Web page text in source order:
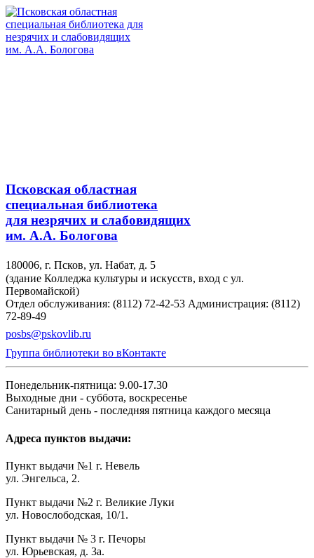
Псковская областная
специальная библиотека
для незрячих и слабовидящих
им. А.А. Бологова
180006, г. Псков, ул. Набат, д. 5
(здание Колледжа культуры и искусств, вход с ул.
Первомайской)
Отдел обслуживания: (8112) 72-42-53 Администрация: (8112)
72-89-49
posbs@pskovlib.ru
Группа библиотеки во вКонтакте
Понедельник-пятница: 9.00-17.30
Выходные дни - суббота, воскресенье
Санитарный день - последняя пятница каждого месяца
Адреса пунктов выдачи:
Пункт выдачи №1 г. Невель
ул. Энгельса, 2.
Пункт выдачи №2 г. Великие Луки
ул. Новослободская, 10/1.
Пункт выдачи № 3 г. Печоры
ул. Юрьевская, д. 3а.